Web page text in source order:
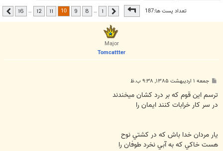
تعداد پست ها:187صفحه10 از16 قبلی …
8
9
10
11
12
…
16 بعدی
Major
Tomcattter
پ
ت
جمعه ۱ اردیبهشت ۱۳۸۵, ۹:۳۸ ب.ظ
ترسم اين قوم که بر درد کشان ميخندند
در سر کار خرابات کنند ايمان را
يار مردان خدا باش که در کشتي نوح
هست خاکي که به آبي نخرد طوفان را